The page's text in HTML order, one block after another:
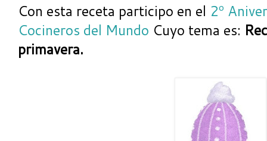
Con esta receta participo en el 2º
Cocineros del Mundo Cuyo tema es:
primavera.